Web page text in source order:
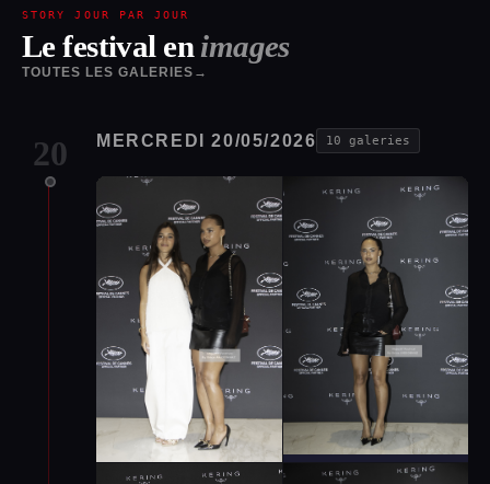
STORY JOUR PAR JOUR
Le festival en images
TOUTES LES GALERIES →
20 MERCREDI 20/05/2026 10 galeries